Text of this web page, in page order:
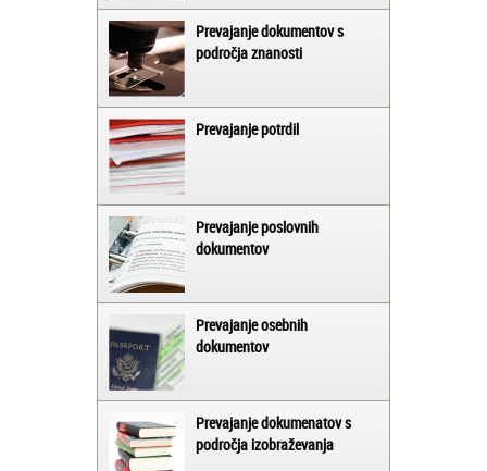
Prevajanje dokumentov s
področja znanosti
Prevajanje potrdil
Prevajanje poslovnih
dokumentov
Prevajanje osebnih
dokumentov
Prevajanje dokumenatov s
področja izobraževanja